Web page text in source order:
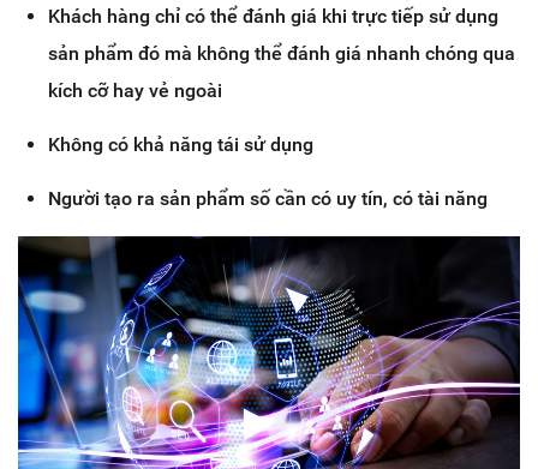
Khách hàng chỉ có thể đánh giá khi trực tiếp sử dụng
sản phẩm đó mà không thể đánh giá nhanh chóng qua
kích cỡ hay vẻ ngoài
Không có khả năng tái sử dụng
Người tạo ra sản phẩm số cần có uy tín, có tài năng